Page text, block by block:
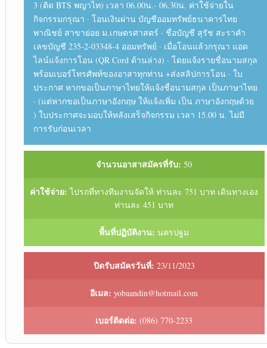
3 (ติด BTS พญาไท) เวลา 06.00น.- 06.30น. ค่าใช้จ่ายใน
กิจกรรมกรุณา · โอนเงินผ่าน บัญชีออมทรัพย์ธนาคารไทย
พาณิชย์ สาขาย่อย ม.เกษตรศาสตร์ · ชื่อบัญชี สุรัช สะราคำ
เลขบัญชี 235-2-03348-4 ออมทรัพย์ · เมื่อโอนแล้วกรุณา แอด
ไลน์แจ้งการโอน (QR Cord ด้านล่าง) · โดยแจ้งรายชื่อนามสกุล
พร้อมเบอร์โทรศัพท์ของอาสาทุกท่าน +ส่งสลิปการโอน · ใบ
ประกาศ หากขอเป็นภาษาไทยให้แจ้งชื่อนามสกุล เป็นภาษาไทย
· (แต่หากขอเป็นภาษาอังกฤษ ให้แจ้งเพิ่ม เป็น ภาษาอังกฤษด้วย
) ใบประกาศจะมอบให้หลังเสร็จกิจกรรม เวลา 15.00 น. ไม่มี
การรับก่อนเวลา
จำนวนอาสาสมัครที่รับ: 50
ค่าใช้จ่าย: ไปรถที่ทางทีมงานจัดให้ ท่านละ 751 บาท เดินทางเอง
ท่านละ 451 บาท
พื้นที่ปฏิบัติงาน: นครปฐม
ปิดรับสมัครวันที่: 23/11/2023
อีเมล: yobaandin@hotmail.com
เบอร์ติดต่อ: (086) 770-2233